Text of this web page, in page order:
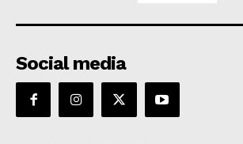
Social media